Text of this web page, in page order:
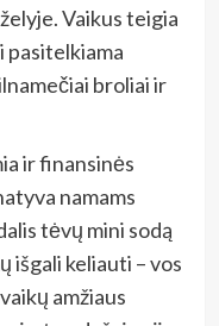
Vaikus teigia
broliai ir
ir finansinės
namams
tėvų mini sodą
išgali keliauti – vos
amžiaus